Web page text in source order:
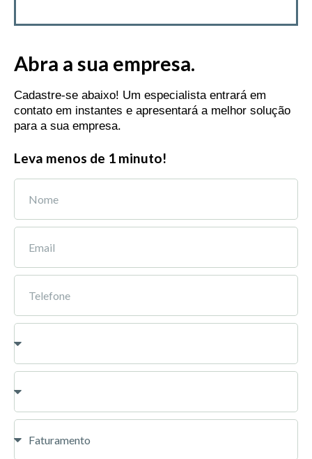
Abra a sua empresa.
Cadastre-se abaixo! Um especialista entrará em
contato em instantes e apresentará a melhor solução
para a sua empresa.
Leva menos de 1 minuto!